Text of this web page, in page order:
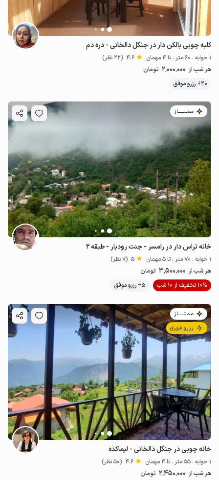
کلبه چوبی بالکن دار در جنگل دالخانی - دره دم
1 خوابه . 60 متر . تا 4 مهمان 4.6 (22 نظر)
هر شب از 2٬000٬000 تومان
20+ رزرو موفق
مـمـتــــــاز
خانه تراس دار در رامسر - جنت رودبار - طبقه ۲
1 خوابه . 70 متر . تا 5 مهمان 5 (7 نظر)
هر شب از 3٬500٬000 تومان
10% تخفیف از 10 شب
5+ رزرو موفق
مـمـتــــــاز
رزرو فوری
خانه چوبی در جنگل دالخانی - لیماکده
1 خوابه . 55 متر . تا 4 مهمان 4.6 (50 نظر)
هر شب از 2٬450٬000 تومان